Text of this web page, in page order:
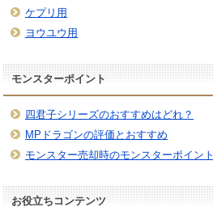
ケプリ用
ヨウユウ用
モンスターポイント
四君子シリーズのおすすめはどれ？
MPドラゴンの評価とおすすめ
モンスター売却時のモンスターポイント
お役立ちコンテンツ